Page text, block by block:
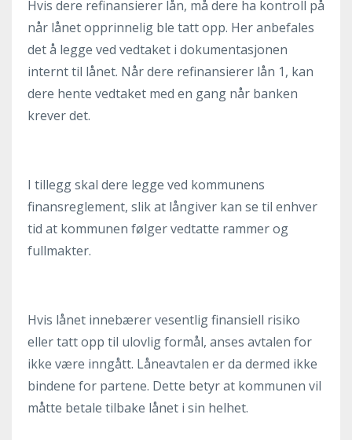
Hvis dere refinansierer lån, må dere ha kontroll på
når lånet opprinnelig ble tatt opp. Her anbefales
det å legge ved vedtaket i dokumentasjonen
internt til lånet. Når dere refinansierer lån 1, kan
dere hente vedtaket med en gang når banken
krever det.
I tillegg skal dere legge ved kommunens
finansreglement, slik at långiver kan se til enhver
tid at kommunen følger vedtatte rammer og
fullmakter.
Hvis lånet innebærer vesentlig finansiell risiko
eller tatt opp til ulovlig formål, anses avtalen for
ikke være inngått. Låneavtalen er da dermed ikke
bindene for partene. Dette betyr at kommunen vil
måtte betale tilbake lånet i sin helhet.